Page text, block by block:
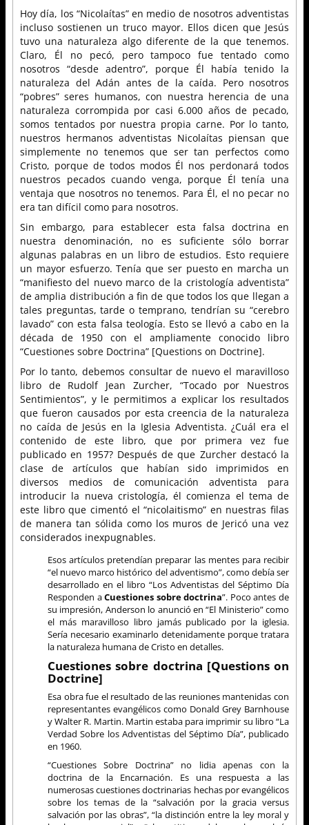
Hoy día, los “Nicolaítas” en medio de nosotros adventistas
incluso sostienen un truco mayor. Ellos dicen que Jesús
tuvo una naturaleza algo diferente de la que tenemos.
Claro, Él no pecó, pero tampoco fue tentado como
nosotros “desde adentro”, porque Él había tenido la
naturaleza del Adán antes de la caída. Pero nosotros
“pobres” seres humanos, con nuestra herencia de una
naturaleza corrompida por casi 6.000 años de pecado,
somos tentados por nuestra propia carne. Por lo tanto,
nuestros hermanos adventistas Nicolaítas piensan que
simplemente no tenemos que ser tan perfectos como
Cristo, porque de todos modos Él nos perdonará todos
nuestros pecados cuando venga, porque Él tenía una
ventaja que nosotros no tenemos. Para Él, el no pecar no
era tan difícil como para nosotros.
Sin embargo, para establecer esta falsa doctrina en
nuestra denominación, no es suficiente sólo borrar
algunas palabras en un libro de estudios. Esto requiere
un mayor esfuerzo. Tenía que ser puesto en marcha un
“manifiesto del nuevo marco de la cristología adventista”
de amplia distribución a fin de que todos los que llegan a
tales preguntas, tarde o temprano, tendrían su “cerebro
lavado” con esta falsa teología. Esto se llevó a cabo en la
década de 1950 con el ampliamente conocido libro
“Cuestiones sobre Doctrina” [Questions on Doctrine].
Por lo tanto, debemos consultar de nuevo el maravilloso
libro de Rudolf Jean Zurcher, “Tocado por Nuestros
Sentimientos”, y le permitimos a explicar los resultados
que fueron causados por esta creencia de la naturaleza
no caída de Jesús en la Iglesia Adventista. ¿Cuál era el
contenido de este libro, que por primera vez fue
publicado en 1957? Después de que Zurcher destacó la
clase de artículos que habían sido imprimidos en
diversos medios de comunicación adventista para
introducir la nueva cristología, él comienza el tema de
este libro que cimentó el “nicolaitismo” en nuestras filas
de manera tan sólida como los muros de Jericó una vez
considerados inexpugnables.
Esos artículos pretendían preparar las mentes para recibir
“el nuevo marco histórico del adventismo”, como debía ser
desarrollado en el libro “Los Adventistas del Séptimo Día
Responden aCuestiones sobre doctrina”. Poco antes de
su impresión, Anderson lo anunció en “El Ministerio” como
el más maravilloso libro jamás publicado por la iglesia.
Sería necesario examinarlo detenidamente porque tratara
la naturaleza humana de Cristo en detalles.
Cuestiones sobre doctrina [Questions on
Doctrine]
Esa obra fue el resultado de las reuniones mantenidas con
representantes evangélicos como Donald Grey Barnhouse
y Walter R. Martin. Martin estaba para imprimir su libro “La
Verdad Sobre los Adventistas del Séptimo Día”, publicado
en 1960.
“Cuestiones Sobre Doctrina” no lidia apenas con la
doctrina de la Encarnación. Es una respuesta a las
numerosas cuestiones doctrinarias hechas por evangélicos
sobre los temas de la “salvación por la gracia versus
salvación por las obras”, “la distinción entre la ley moral y